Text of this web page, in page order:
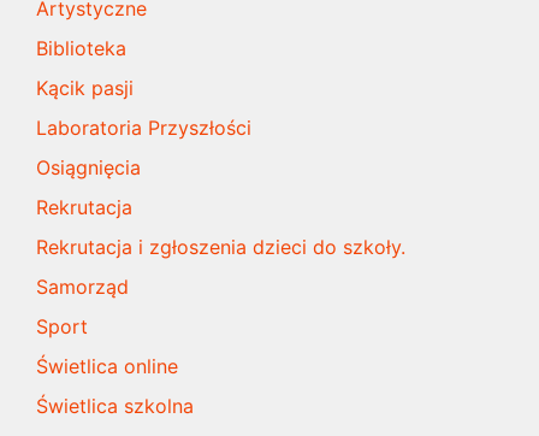
Artystyczne
Biblioteka
Kącik pasji
Laboratoria Przyszłości
Osiągnięcia
Rekrutacja
Rekrutacja i zgłoszenia dzieci do szkoły.
Samorząd
Sport
Świetlica online
Świetlica szkolna